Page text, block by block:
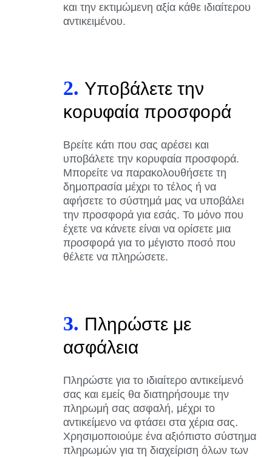
και την εκτιμώμενη αξία κάθε ιδιαίτερου
αντικειμένου.
2. Υποβάλετε την
κορυφαία προσφορά
Βρείτε κάτι που σας αρέσει και
υποβάλετε την κορυφαία προσφορά.
Μπορείτε να παρακολουθήσετε τη
δημοπρασία μέχρι το τέλος ή να
αφήσετε το σύστημά μας να υποβάλει
την προσφορά για εσάς. Το μόνο που
έχετε να κάνετε είναι να ορίσετε μια
προσφορά για το μέγιστο ποσό που
θέλετε να πληρώσετε.
3. Πληρώστε με
ασφάλεια
Πληρώστε για το ιδιαίτερο αντικείμενό
σας και εμείς θα διατηρήσουμε την
πληρωμή σας ασφαλή, μέχρι το
αντικείμενο να φτάσει στα χέρια σας.
Χρησιμοποιούμε ένα αξιόπιστο σύστημα
πληρωμών για τη διαχείριση όλων των